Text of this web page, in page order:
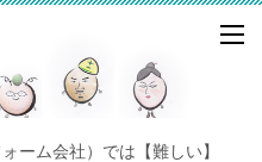
ーム会社）では【難しい】